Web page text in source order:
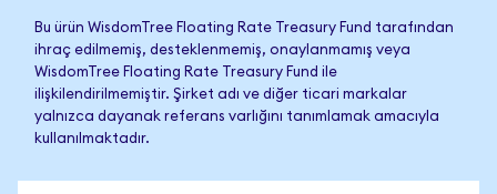
Bu ürün WisdomTree Floating Rate Treasury Fund tarafından
ihraç edilmemiş, desteklenmemiş, onaylanmamış veya
WisdomTree Floating Rate Treasury Fund ile
ilişkilendirilmemiştir. Şirket adı ve diğer ticari markalar
yalnızca dayanak referans varlığını tanımlamak amacıyla
kullanılmaktadır.